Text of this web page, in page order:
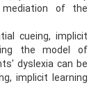
of the
cueing, implicit
the model of
dyslexia can be
implicit learning